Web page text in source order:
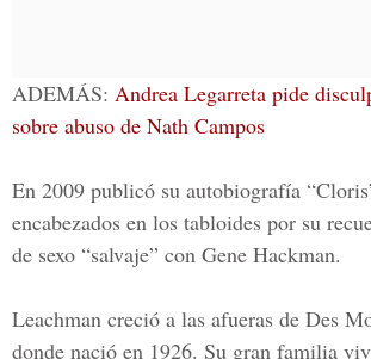
ADEMÁS: Andrea Legarreta pide
sobre abuso de Nath Campos
En 2009 publicó su autobiografía
encabezados en los tabloides por su
de sexo “salvaje” con Gene Hackman.
Leachman creció a las afueras de Des
donde nació en 1926. Su gran familia